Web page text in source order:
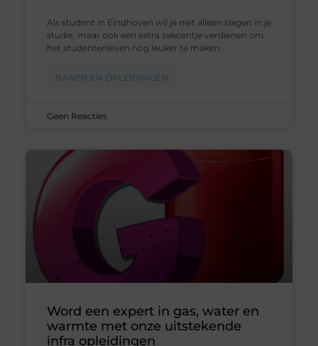
Als student in Eindhoven wil je niet alleen slagen in je
studie, maar ook een extra zakcentje verdienen om
het studentenleven nog leuker te maken.
BANEN EN OPLEIDINGEN
Geen Reacties
Word een expert in gas, water en
warmte met onze uitstekende
infra opleidingen